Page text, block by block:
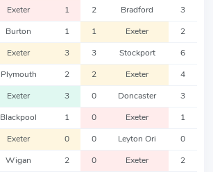
Exeter 1 2 Bradford 3
Burton 1 1 Exeter 2
Exeter 3 3 Stockport 6
Plymouth 2 2 Exeter 4
Exeter 3 0 Doncaster 3
Blackpool 1 0 Exeter 1
Exeter 0 0 Leyton Ori 0
Wigan 2 0 Exeter 2